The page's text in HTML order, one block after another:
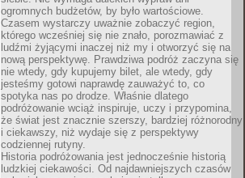
ogromnych budżetów, by było wartościowe.
Czasem wystarczy uważnie zobaczyć region,
którego wcześniej się nie znało, porozmawiać z
ludźmi żyjącymi inaczej niż my i otworzyć się na
nową perspektywę. Prawdziwa podróż zaczyna się
nie wtedy, gdy kupujemy bilet, ale wtedy, gdy
jesteśmy gotowi naprawdę zauważyć to, co
spotyka nas po drodze. Właśnie dlatego
podróżowanie wciąż inspiruje, uczy i przypomina,
że świat jest znacznie szerszy, bardziej różnorodny
i ciekawszy, niż wydaje się z perspektywy
codziennej rutyny.
Historia podróżowania jest jednocześnie historią
ludzkiej ciekawości. Od najdawniejszych czasów